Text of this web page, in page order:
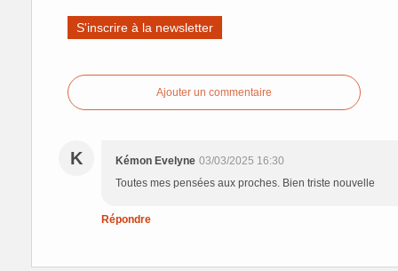
S'inscrire à la newsletter
Ajouter un commentaire
K Kémon Evelyne 03/03/2025 16:30
Toutes mes pensées aux proches. Bien triste nouvelle
Répondre